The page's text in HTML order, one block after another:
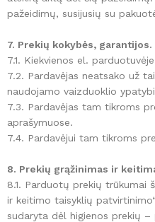
pažeidimų, susijusių su
7. Prekių kokybės, garantijos.
7.1. Kiekvienos el.
7.2. Pardavėjas neatsako už
naudojamo vaizduoklio
7.3. Pardavėjas tam tikroms
aprašymuose.
7.4. Pardavėjui tam tikroms
8. Prekių grąžinimas ir
8.1. Parduotų prekių trūkumai
ir keitimo taisyklių
sudaryta dėl higienos prekių